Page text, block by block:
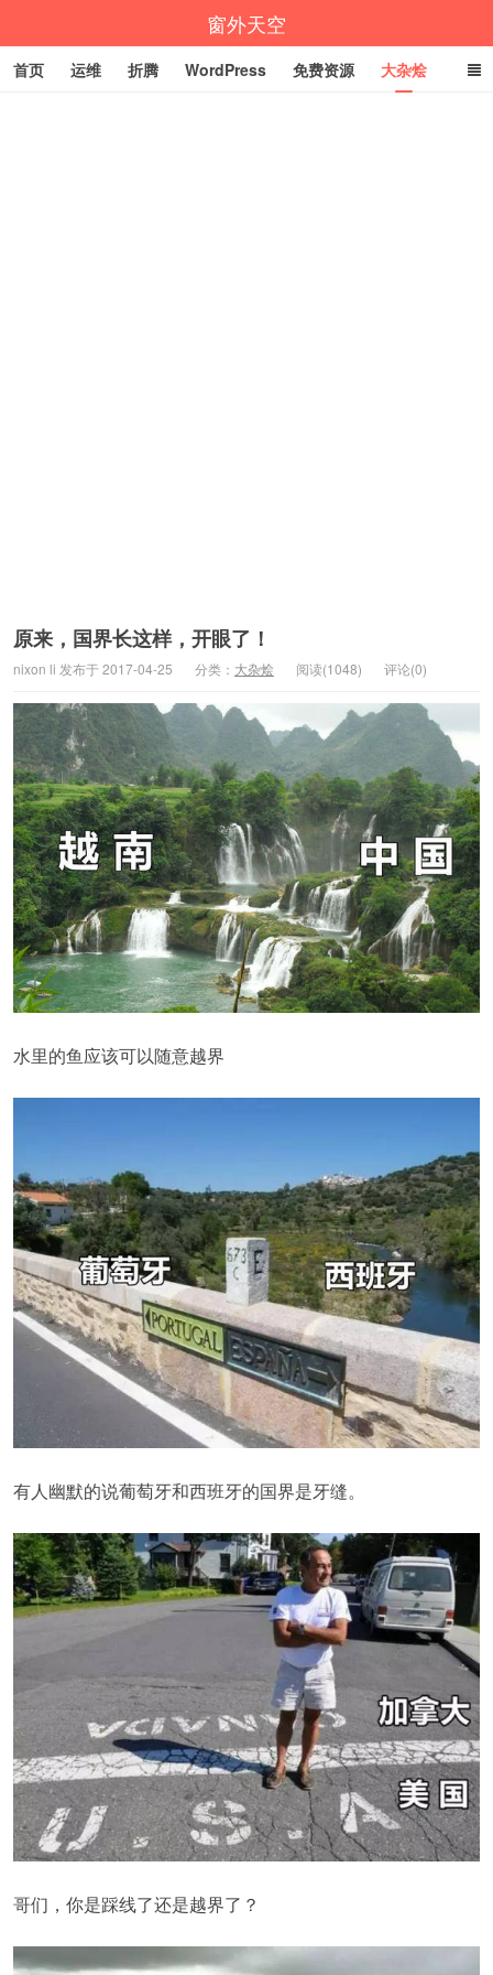
窗外天空
首页 运维 折腾 WordPress 免费资源 大杂烩
原来，国界长这样，开眼了！
nixon li 发布于 2017-04-25 分类： 大杂烩 阅读(1048) 评论(0)
水里的鱼应该可以随意越界
有人幽默的说葡萄牙和西班牙的国界是牙缝。
哥们，你是踩线了还是越界了？